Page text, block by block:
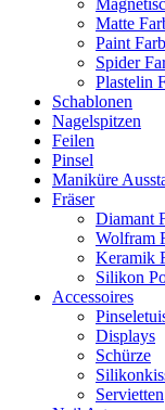
Matte
Paint
Spider
Plastelin
Schablonen
Nagelspitzen
Feilen
Pinsel
Maniküre
Fräser
Diamant
Wolfram
Keramik
Silikon
Accessoires
Displays
Schürze
Servietten